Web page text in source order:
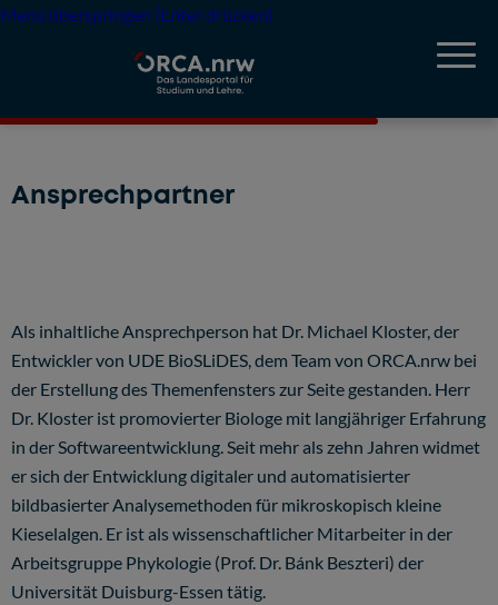
Menü überspringen (Enter drücken)
Ansprechpartner
Als inhaltliche Ansprechperson hat Dr. Michael Kloster, der
Entwickler von UDE BioSLiDES, dem Team von ORCA.nrw bei
der Erstellung des Themenfensters zur Seite gestanden. Herr
Dr. Kloster ist promovierter Biologe mit langjähriger Erfahrung
in der Softwareentwicklung. Seit mehr als zehn Jahren widmet
er sich der Entwicklung digitaler und automatisierter
bildbasierter Analysemethoden für mikroskopisch kleine
Kieselalgen. Er ist als wissenschaftlicher Mitarbeiter in der
Arbeitsgruppe Phykologie (Prof. Dr. Bánk Beszteri) der
Universität Duisburg-Essen tätig.